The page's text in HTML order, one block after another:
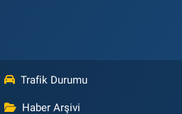
Trafik Durumu
Haber Arşivi